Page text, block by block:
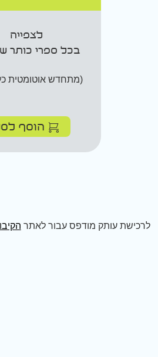
לצפייה
בכל ספרי כותר
(מתחדש אוטומטית
הוסף
לרכישת עותק מודפס עבור לאתר